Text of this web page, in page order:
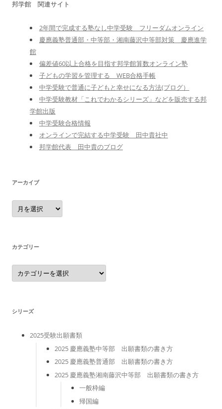
邦学館 関連サイト
2年間で完成する塾なし中学受験 フリーダムオンライン
慶應義塾普通部・中等部・湘南藤沢中等部対策 慶應進学
館
偏差値60以上合格を目指す邦学館算数オンライン塾
子どもの学習を管理する WEB合格手帳
中学受験で普通に子どもと幸せになる方法(ブログ）
中学受験教材「これでわかるシリーズ」などを販売する邦
学館出版
中学受験合格情報
オンラインで完結する中学受験 田中貴社中
邦学館代表 田中貴のブログ
アーカイブ
ア
ー
カ
カテゴリー
カ
テ
ゴ
シリーズ
2025受験出願書類
2025 慶應義塾中等部 出願書類の書き方
2025 慶應義塾普通部 出願書類の書き方
2025 慶應義塾湘南藤沢中等部 出願書類の書き方
一般枠編
帰国編